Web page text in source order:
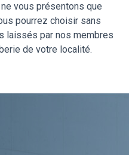
vous présentons que
pourrez choisir sans
laissés par nos membres
de votre localité.